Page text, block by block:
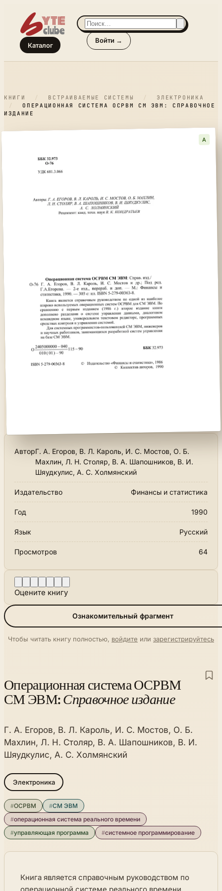
Каталог
Войти →
КНИГИ / ВСТРАИВАЕМЫЕ СИСТЕМЫ /
ЭЛЕКТРОНИКА
/
ОПЕРАЦИОННАЯ СИСТЕМА ОСРВМ СМ ЭВМ: СПРАВОЧНОЕ
ИЗДАНИЕ
A
АвторГ. А. Егоров, В. Л. Кароль, И. С. Мостов, О. Б.
Махлин, Л. Н. Столяр, В. А. Шапошников, В. И.
Шяудкулис, А. С. Холмянский
Издательство Финансы и статистика
Год 1990
Язык Русский
Просмотров 64
Оцените книгу
Ознакомительный фрагмент
Чтобы читать книгу полностью, войдите или зарегистрируйтесь
Операционная система ОСРВМ
СМ ЭВМ:Справочное издание
Г. А. Егоров, В. Л. Кароль, И. С. Мостов, О. Б.
Махлин, Л. Н. Столяр, В. А. Шапошников, В. И.
Шяудкулис, А. С. Холмянский
Электроника
#ОСРВМ #СМ ЭВМ
#операционная система реального времени
#управляющая программа #системное программирование
Книга является справочным руководством по